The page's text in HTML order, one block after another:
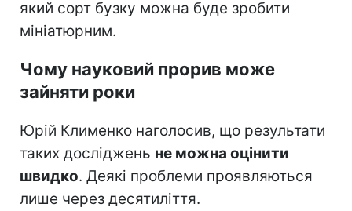
який сорт бузку можна буде зробити
мініатюрним.
Чому науковий прорив може
зайняти роки
Юрій Клименко наголосив, що результати
таких досліджень не можна оцінити
швидко. Деякі проблеми проявляються
лише через десятиліття.